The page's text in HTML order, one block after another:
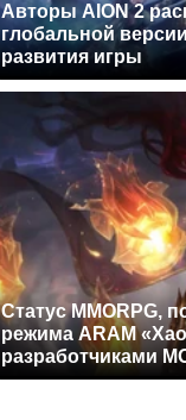
Авторы AION 2
глобальной
развития игры
Статус MMORPG,
режима ARAM
разработчиками